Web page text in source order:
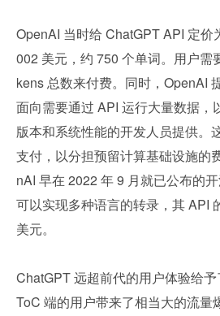
OpenAI 当时给 ChatGPT API 定价
002 美元，约 750 个单词。用户需
kens 总数来付费。同时，OpenAI
面向需要通过 API 运行大量数据，
版本和系统性能的开发人员提供。
支付，以分担预留计算基础设施的
nAI 早在 2022 年 9 月就已公布的
可以实现多种语言的转录，其 API
美元。
ChatGPT 远超前代的用户体验给予
ToC 端的用户带来了相当大的流量